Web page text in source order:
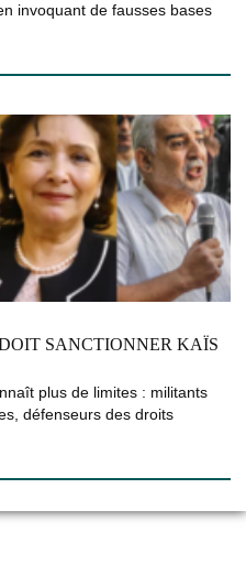
invoquant de fausses bases
SANCTIONNER KAÏS
plus de limites : militants
défenseurs des droits